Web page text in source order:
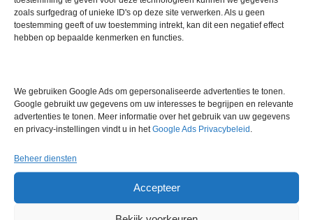
zoals surfgedrag of unieke ID's op deze site verwerken. Als u geen
toestemming geeft of uw toestemming intrekt, kan dit een negatief effect
hebben op bepaalde kenmerken en functies.
We gebruiken Google Ads om gepersonaliseerde advertenties te tonen.
Google gebruikt uw gegevens om uw interesses te begrijpen en relevante
advertenties te tonen. Meer informatie over het gebruik van uw gegevens
en privacy-instellingen vindt u in hetGoogle Ads Privacybeleid .
Beheer diensten
Accepteer
Gerelateerde producten
Gereserveerd